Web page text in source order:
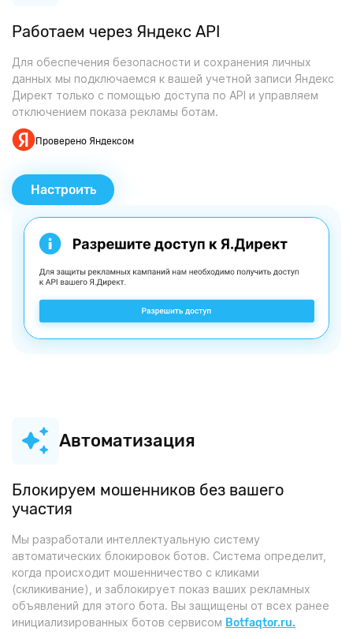
Работаем через Яндекс API
Для обеспечения безопасности и сохранения личных
данных мы подключаемся к вашей учетной записи Яндекс
Директ только с помощью доступа по API и управляем
отключением показа рекламы ботам.
Проверено Яндексом
Настроить
Автоматизация
Блокируем мошенников без вашего
участия
Мы разработали интеллектуальную систему
автоматических блокировок ботов. Система определит,
когда происходит мошенничество с кликами
(скликивание), и заблокирует показ ваших рекламных
объявлений для этого бота. Вы защищены от всех ранее
инициализированных ботов сервисом Botfaqtor.ru.